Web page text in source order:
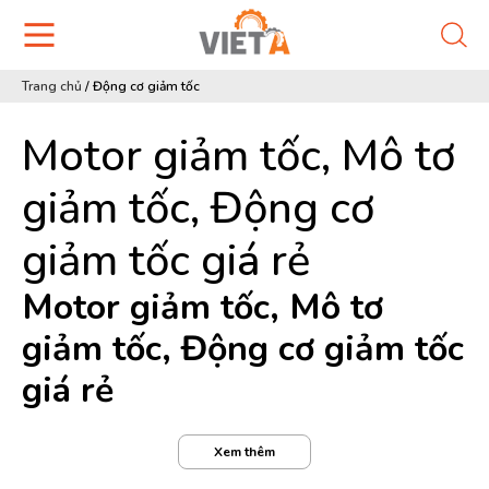
Trang chủ /Động cơ giảm tốc
Motor giảm tốc, Mô tơ
giảm tốc, Động cơ
giảm tốc giá rẻ
Motor giảm tốc, Mô tơ
giảm tốc, Động cơ giảm tốc
giá rẻ
Motor giảm tốc, động cơ giảm tốc
khách hàng cũng chưa nắm rõ về khái niệm này. Vậy
Xem thêm